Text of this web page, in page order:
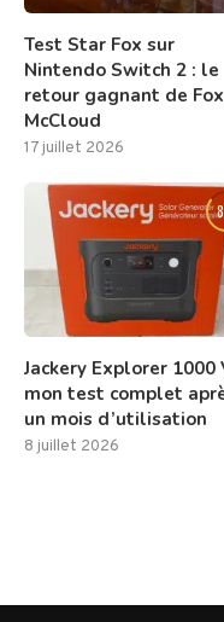
Test Star Fox sur
Nintendo Switch 2 : le
retour gagnant de Fox
McCloud
17 juillet 2026
Jackery Explorer 1000
mon test complet
un mois d’utilisation
8 juillet 2026